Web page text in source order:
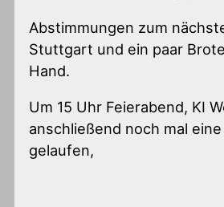
Abstimmungen zum
Stuttgart und ein paar
Hand.
Um 15 Uhr Feierabend, KI
anschließend noch mal
gelaufen,